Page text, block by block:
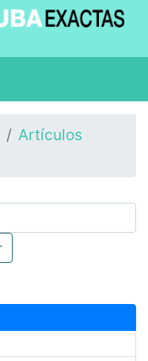
Artículos